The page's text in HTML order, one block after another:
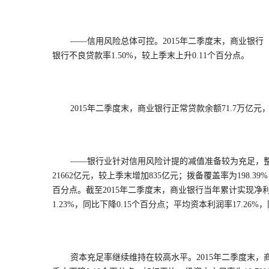
——信用风险总体可控。2015年二季度末，商业银行
银行不良贷款率1.50%，较上季末上升0.11个百分点。
2015年二季度末，商业银行正常贷款余额71.7万亿元
——银行业针对信用风险计提的减值准备较为充足，
21662亿元，较上季末增加835亿元；拨备覆盖率为
百分点。截至2015年二季度末，商业银行当年累计实现净
1.23%，同比下降0.15个百分点；平均资本利润率17.26%
资本充足率继续维持在较高水平。2015年二季度末